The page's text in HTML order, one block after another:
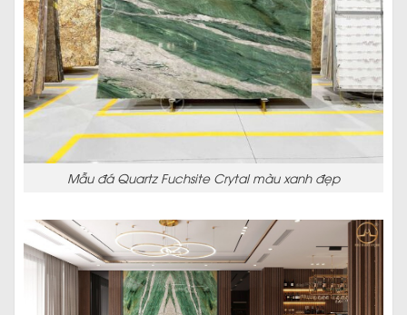
Mẫu đá Quartz Fuchsite Crytal màu xanh đẹp